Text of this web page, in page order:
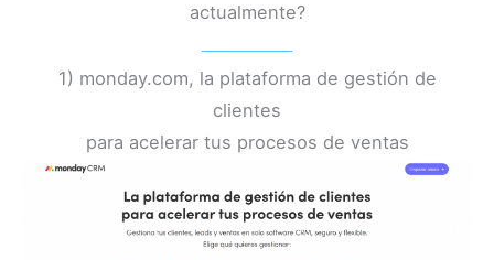
actualmente?
1) monday.com, la plataforma de gestión de
clientes
para acelerar tus procesos de ventas